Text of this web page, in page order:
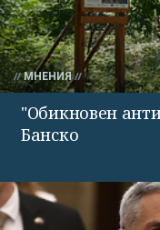
МНЕНИЯ
"Обикновен
Банско